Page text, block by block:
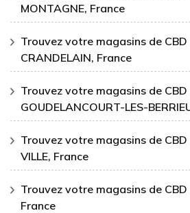
MONTAGNE, France
Trouvez votre magasins de CBD
CRANDELAIN, France
Trouvez votre magasins de CBD
GOUDELANCOURT-LES-
Trouvez votre magasins de
VILLE, France
Trouvez votre magasins de CBD
France